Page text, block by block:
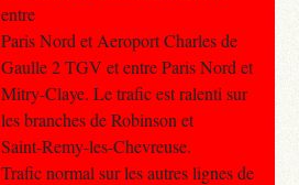
entre
Paris Nord et Aeroport Charles de
Gaulle 2 TGV et entre Paris Nord et
Mitry-Claye. Le trafic est ralenti sur
les branches de Robinson et
Saint-Remy-les-Chevreuse.
Trafic normal sur les autres lignes de